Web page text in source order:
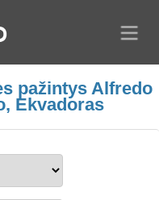
pažintys Alfredo
Ekvadoras